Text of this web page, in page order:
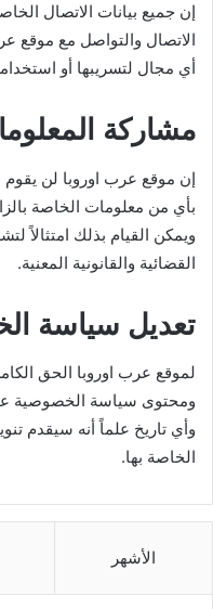
إن جميع بيانات الاتصال
الاتصال والتواصل مع موقع
أي مجال لتسريبها أو
مشاركة
إن موقع عرب اوروبا لن يقوم
بأي من معلومات الخاصة
ويمكن القيام بذلك امتثالاً
القضائية والقانونية المعنية.
تعديل سياسة
لموقع عرب اوروبا الحق
ومحتوى سياسة الخصوصية
وأي تاريخ علماً أنه سيقدم
الخاصة بها.
الأشهر